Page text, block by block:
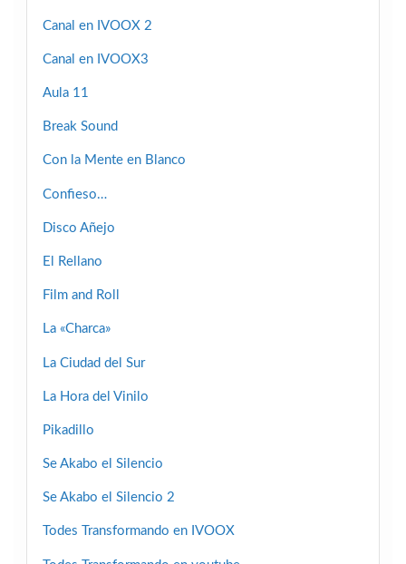
Canal en IVOOX 2
Canal en IVOOX3
Aula 11
Break Sound
Con la Mente en Blanco
Confieso…
Disco Añejo
El Rellano
Film and Roll
La «Charca»
La Ciudad del Sur
La Hora del Vinilo
Pikadillo
Se Akabo el Silencio
Se Akabo el Silencio 2
Todes Transformando en IVOOX